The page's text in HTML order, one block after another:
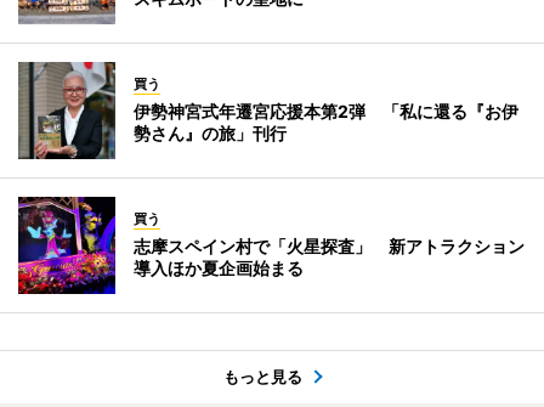
買う
伊勢神宮式年遷宮応援本第2弾 「私に還る『お伊
勢さん』の旅」刊行
買う
志摩スペイン村で「火星探査」 新アトラクション
導入ほか夏企画始まる
もっと見る